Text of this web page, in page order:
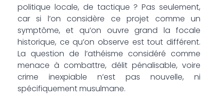
politique locale, de tactique ? Pas seulement,
car si l’on considère ce projet comme un
symptôme, et qu’on ouvre grand la focale
historique, ce qu’on observe est tout différent.
La question de l’athéisme considéré comme
menace à combattre, délit pénalisable, voire
crime inexpiable n’est pas nouvelle, ni
spécifiquement musulmane.